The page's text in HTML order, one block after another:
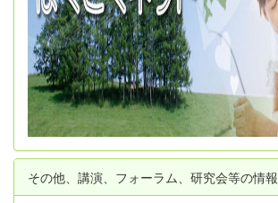
その他、講演、フォーラム、研究会等の情報